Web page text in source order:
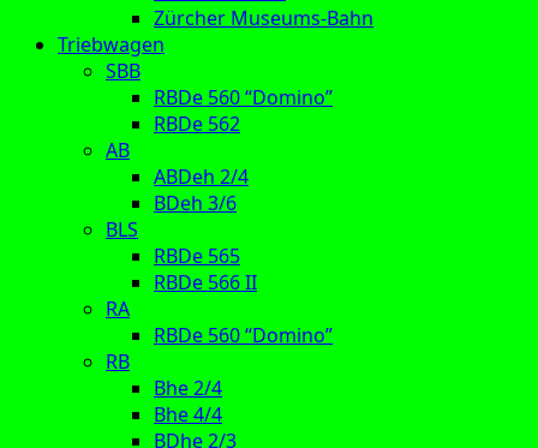
Zürcher Museums-Bahn
Triebwagen
SBB
RBDe 560 “Domino”
RBDe 562
AB
ABDeh 2/4
BDeh 3/6
BLS
RBDe 565
RBDe 566 II
RA
RBDe 560 “Domino”
RB
Bhe 2/4
Bhe 4/4
BDhe 2/3